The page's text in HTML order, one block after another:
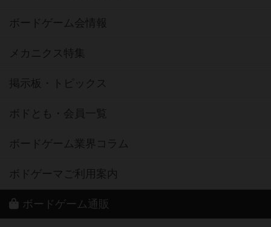
ボードゲーム会情報
メカニクス特集
掲示板・トピックス
ボドとも・会員一覧
ボードゲーム業界コラム
ボドゲーマご利用案内
ボードゲーム通販